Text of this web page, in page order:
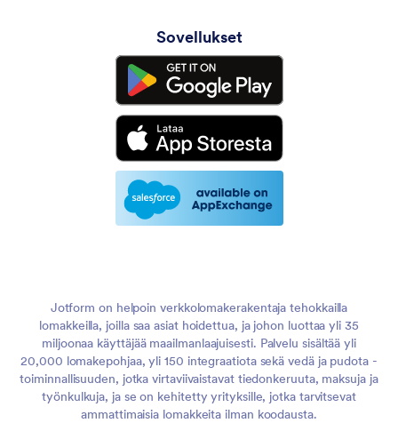
Sovellukset
Jotform on helpoin verkkolomakerakentaja tehokkailla
lomakkeilla, joilla saa asiat hoidettua, ja johon luottaa yli 35
miljoonaa käyttäjää maailmanlaajuisesti. Palvelu sisältää yli
20,000 lomakepohjaa, yli 150 integraatiota sekä vedä ja pudota -
toiminnallisuuden, jotka virtaviivaistavat tiedonkeruuta, maksuja ja
työnkulkuja, ja se on kehitetty yrityksille, jotka tarvitsevat
ammattimaisia lomakkeita ilman koodausta.